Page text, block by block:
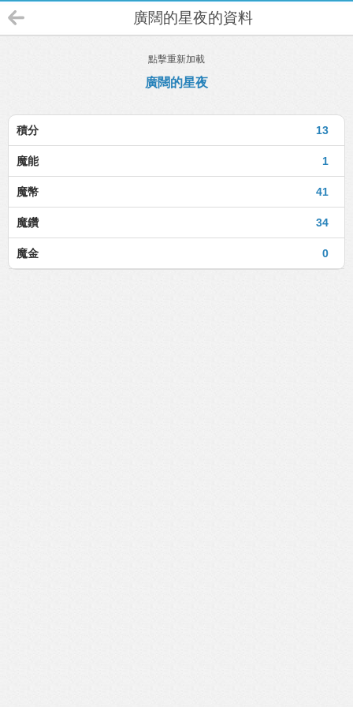
廣闊的星夜的資料
點擊重新加載
廣闊的星夜
13
積分
1
魔能
41
魔幣
34
魔鑽
0
魔金